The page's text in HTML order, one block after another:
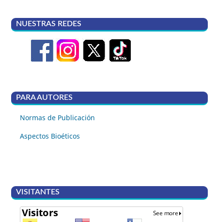
NUESTRAS REDES
PARA AUTORES
Normas de Publicación
Aspectos Bioéticos
VISITANTES